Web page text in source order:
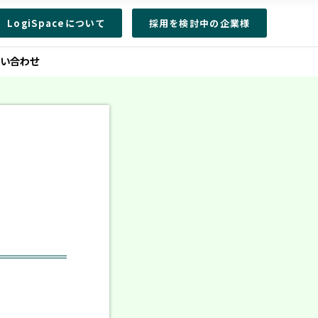
LogiSpaceについて 採用を検討中の企業様
合わせ